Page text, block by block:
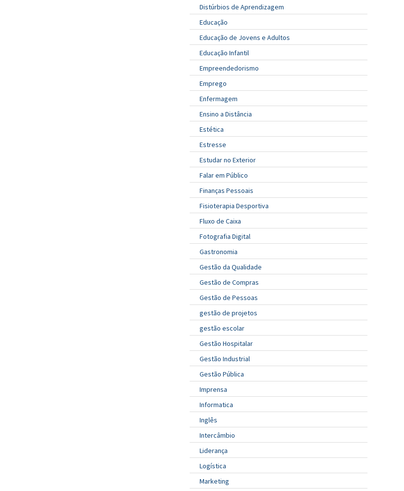
Distúrbios de Aprendizagem
Educação
Educação de Jovens e Adultos
Educação Infantil
Empreendedorismo
Emprego
Enfermagem
Ensino a Distância
Estética
Estresse
Estudar no Exterior
Falar em Público
Finanças Pessoais
Fisioterapia Desportiva
Fluxo de Caixa
Fotografia Digital
Gastronomia
Gestão da Qualidade
Gestão de Compras
Gestão de Pessoas
gestão de projetos
gestão escolar
Gestão Hospitalar
Gestão Industrial
Gestão Pública
Imprensa
Informatica
Inglês
Intercâmbio
Liderança
Logística
Marketing